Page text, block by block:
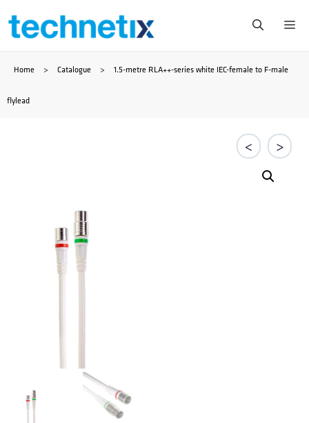
Saltar
contenido
Home > Catalogue > 1.5-metre RLA++-series white IEC-female to F-male
flylead
< >